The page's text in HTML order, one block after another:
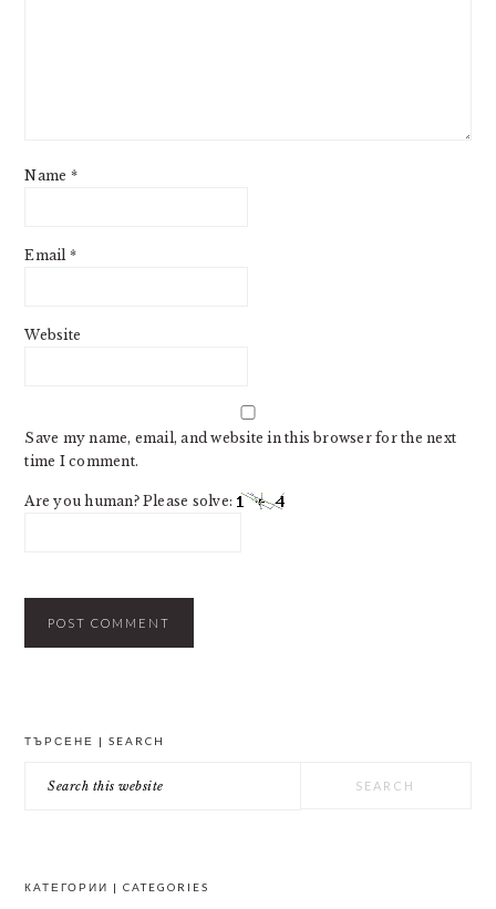
Name *
Email *
Website
Save my name, email, and website in this browser for the next
time I comment.
Are you human? Please solve:
ТЪРСЕНЕ | SEARCH
this
КАТЕГОРИИ | CATEGORIES